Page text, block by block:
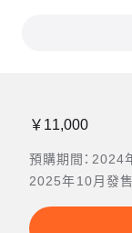
￥11,000
預購期間：
2025年10月發